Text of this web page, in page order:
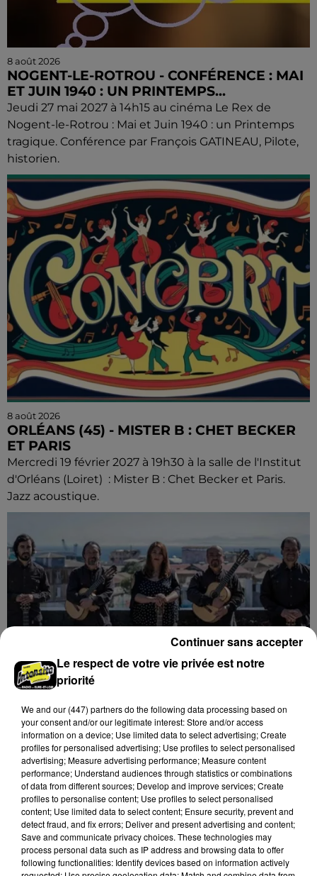
8 août 2026
NOGENT-LE-ROTROU - CONFÉRENCE : MAI
ET JUIN 1940 : UN PRINTEMPS...
Jeudi 27 mai 2027 à 14h15 au cinéma Le Rex de
Nogent-le-Rotrou : Mai et Juin 1940 : un Printemps
tragique. Conférence par François GATINEAU, Pilote,
historien.
8 août 2026
ORLÉANS (45) - MISTER B : CHET BECKER
ET PARIS
Mercredi 19 février 2027 à 19h30 à la salle de l'Institut
d'Orléans (Loiret) : Mister B : Chet Becker et Paris.
Jazz acoustique.
8 août 2026
ORLÉANS (45) - CONSORT GUITARISSITICO
DE CHILE
Mercredi 10 février 2027 à 19h30 à la salle de l'Institut
d'Orléans (Loiret) : Consort Guitarissitico de Chile.
Concert de guitares. Entrée libre.
Le respect de votre vie privée est notre
priorité
We and our (447) partnersdo the following data processing based on
your consent and/or our legitimate interest: Store and/or access
information on a device; Use limited data to select advertising; Create
profiles for personalised advertising; Use profiles to select personalised
advertising; Measure advertising performance; Measure content
performance; Understand audiences through statistics or combinations
of data from different sources; Develop and improve services; Create
profiles to personalise content; Use profiles to select personalised
content; Use limited data to select content; Ensure security, prevent and
detect fraud, and fix errors; Deliver and present advertising and content;
Save and communicate privacy choices. These technologies may
process personal data such as IP address and browsing data to offer
following functionalities: Identify devices based on information actively
Continuer sans accepter